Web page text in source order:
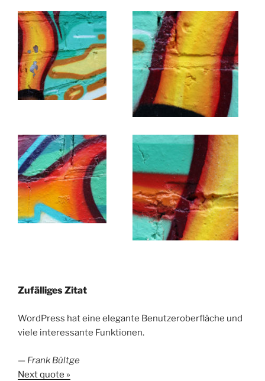
Zufälliges Zitat
WordPress hat eine elegante Benutzeroberfläche und
viele interessante Funktionen.
— Frank Bültge
Next quote »